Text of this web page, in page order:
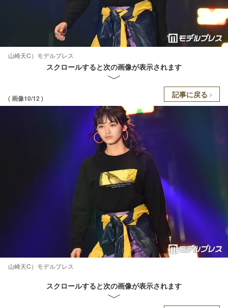
山崎天C）モデルプレス
スクロールすると次の画像が表示されます
( 画像10/12 ) 記事に戻る
山崎天C）モデルプレス
スクロールすると次の画像が表示されます